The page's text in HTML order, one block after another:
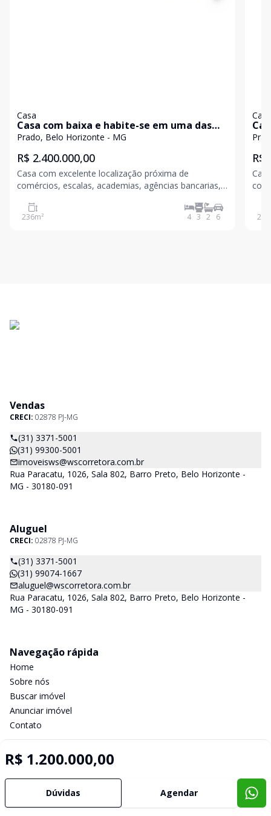
Casa
Casa com baixa e habite-se em uma das
melhores ruas do bairro
Prado, Belo Horizonte - MG
R$ 2.400.000,00
Casa com excelente localização próxima de
comércios, escalas, academias, agências bancarias,
Francisco Sá, Hospitais Felicio Rocho, Marter Dei
Avenida do Contorno etc Casa primeiro piso com
236m² 4 3 2 6
Casa
R$
250
R$ 1.200.000,00
Dúvidas Agendar
Vendas
CRECI: 02878 PJ-MG
(31) 3371-5001
(31) 99300-5001
imoveisws@wscorretora.com.br
Rua Paracatu, 1026, Sala 802, Barro Preto, Belo Horizonte -
MG - 30180-091
Aluguel
CRECI: 02878 PJ-MG
(31) 3371-5001
(31) 99074-1667
aluguel@wscorretora.com.br
Rua Paracatu, 1026, Sala 802, Barro Preto, Belo Horizonte -
MG - 30180-091
Navegação rápida
Home
Sobre nós
Buscar imóvel
Anunciar imóvel
Contato
Selo de Tecnologia Loft